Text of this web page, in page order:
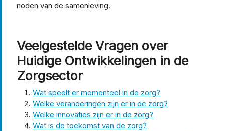
noden van de samenleving.
Veelgestelde Vragen over
Huidige Ontwikkelingen in de
Zorgsector
Wat speelt er momenteel in de zorg?
Welke veranderingen zijn er in de zorg?
Welke innovaties zijn er in de zorg?
Wat is de toekomst van de zorg?